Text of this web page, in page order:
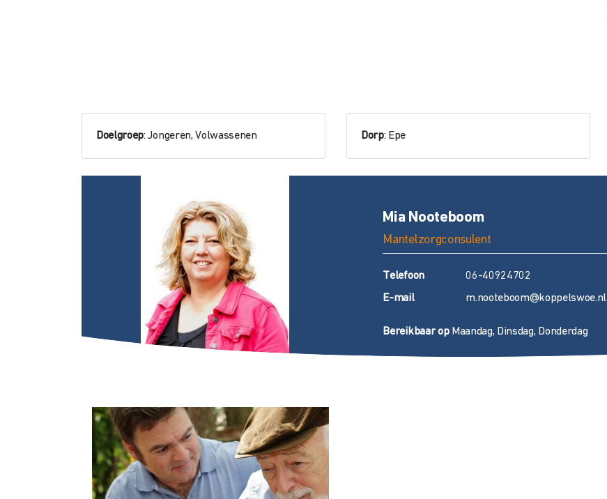
Doelgroep: Jongeren, Volwassenen Dorp: Epe
Mia Nooteboom
Mantelzorgconsulent
Telefoon
06-40924702
E-mail m.nooteboom@koppelswoe.nl
Bereikbaar opMaandag, Dinsdag, Donderdag